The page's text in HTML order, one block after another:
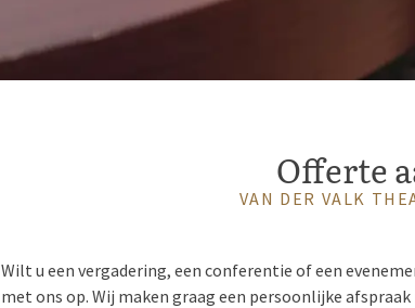
Offerte
VAN DER VALK
Wilt u een vergadering, een conferentie of een
met ons op. Wij maken graag een persoonlijke